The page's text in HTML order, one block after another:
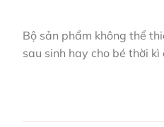
Bộ sản phẩm không thể
sau sinh hay cho bé thời